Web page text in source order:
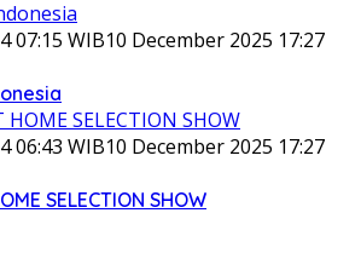
07:15 WIB10 December 2025 17:27
06:43 WIB10 December 2025 17:27
SELECTION SHOW